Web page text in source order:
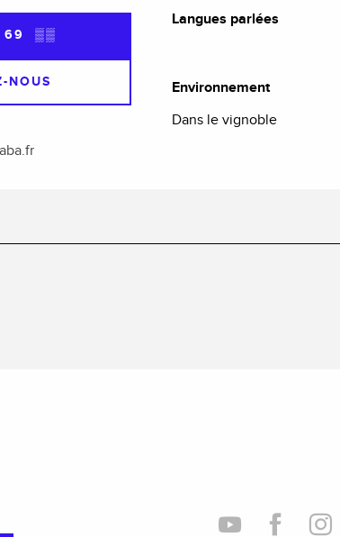
69 ▒▒
NOUS
Langues parlées
Langues parlées
Environnement
Environnement
Dans le vignoble